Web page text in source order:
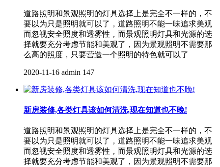
道路照明和景观照明的灯具选择上是完全不一样的，不
要以为只是照明就可以了，道路照明不能一味追求美观
而忽视安全照度和透雾性，而景观照明灯具和光源的选
择就要充分考虑节能和美观了，因为景观照明不需要那
么高的照度，只要营造一个照明的特色就可以了
2020-11-16 admin 147
新房装修,各类灯具该如何清洗,现在知道也不晚!
道路照明和景观照明的灯具选择上是完全不一样的，不
要以为只是照明就可以了，道路照明不能一味追求美观
而忽视安全照度和透雾性，而景观照明灯具和光源的选
择就要充分考虑节能和美观了，因为景观照明不需要那